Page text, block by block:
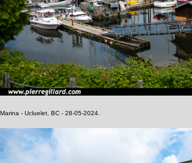
Marina - Ucluelet, BC - 28-05-2024.